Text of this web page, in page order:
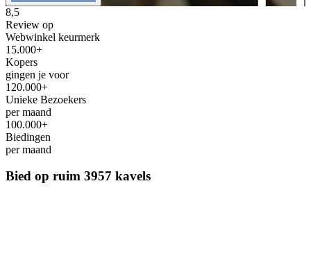
8,5
Review op
Webwinkel keurmerk
15.000+
Kopers
gingen je voor
120.000+
Unieke Bezoekers
per maand
100.000+
Biedingen
per maand
Bied op ruim 3957 kavels